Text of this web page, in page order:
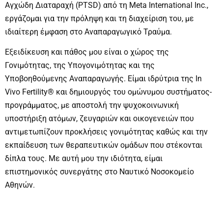
Αγχώδη Διαταραχή (PTSD) από τη Meta International Inc.,
εργάζομαι για την πρόληψη και τη διαχείριση του, με
ιδιαίτερη έμφαση στο Αναπαραγωγικό Τραύμα.
Εξειδίκευση και πάθος μου είναι ο χώρος της
Γονιμότητας, της Υπογονιμότητας και της
Υποβοηθούμενης Αναπαραγωγής. Είμαι ιδρύτρια της In
Vivo Fertility® και δημιουργός του ομώνυμου συστήματος-
προγράμματος, με αποστολή την ψυχοκοινωνική
υποστήριξη ατόμων, ζευγαριών και οικογενειών που
αντιμετωπίζουν προκλήσεις γονιμότητας καθώς και την
εκπαίδευση των θεραπευτικών ομάδων που στέκονται
δίπλα τους. Με αυτή μου την ιδιότητα, είμαι
επιστημονικός συνεργάτης στο Ναυτικό Νοσοκομείο
Αθηνών.